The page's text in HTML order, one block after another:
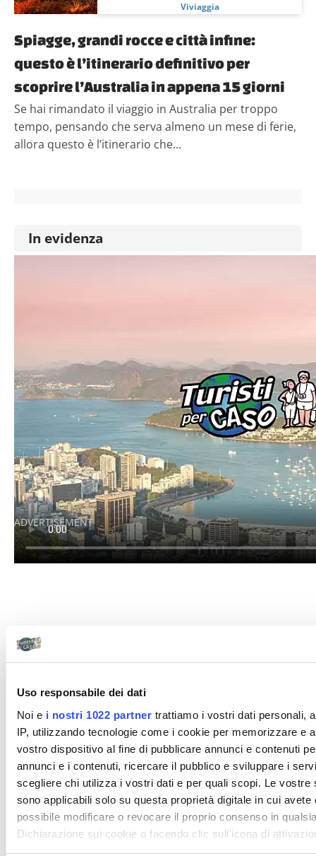
Uso responsabile dei dati
Noi e i nostri 1022 partnertrattiamo i vostri dati personali,
IP, utilizzando tecnologie come i cookie per memorizzare e
vostro dispositivo al fine di pubblicare annunci e contenuti
annunci e i contenuti, ricercare il pubblico e sviluppare i
scegliere chi utilizza i vostri dati e per quali scopi. Le vostre
sono applicabili solo su questa proprietà digitale in cui
possibile modificare o revocare il proprio consenso in
Dichiarazione sui cookie o facendo clic sull'icona di
Viviaggia
Spiagge, grandi rocce e città infine:
questo è l’itinerario definitivo per
scoprire l’Australia in appena 15 giorni
Se hai rimandato il viaggio in Australia per troppo
tempo, pensando che serva almeno un mese di ferie,
allora questo è l’itinerario che...
In evidenza